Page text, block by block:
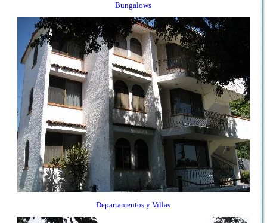
Bungalows
Departamentos y Villas